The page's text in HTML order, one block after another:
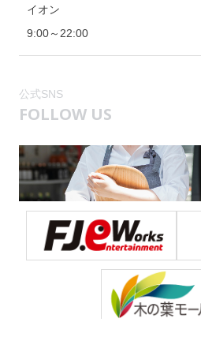
イオン
9:00～22:00
公式SNS
FOLLOW US